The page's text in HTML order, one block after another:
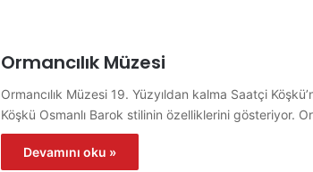
Ormancılık Müzesi
Ormancılık Müzesi 19. Yüzyıldan kalma Saatçi
Köşkü Osmanlı Barok stilinin özelliklerini gösteriyor.
Devamını oku »